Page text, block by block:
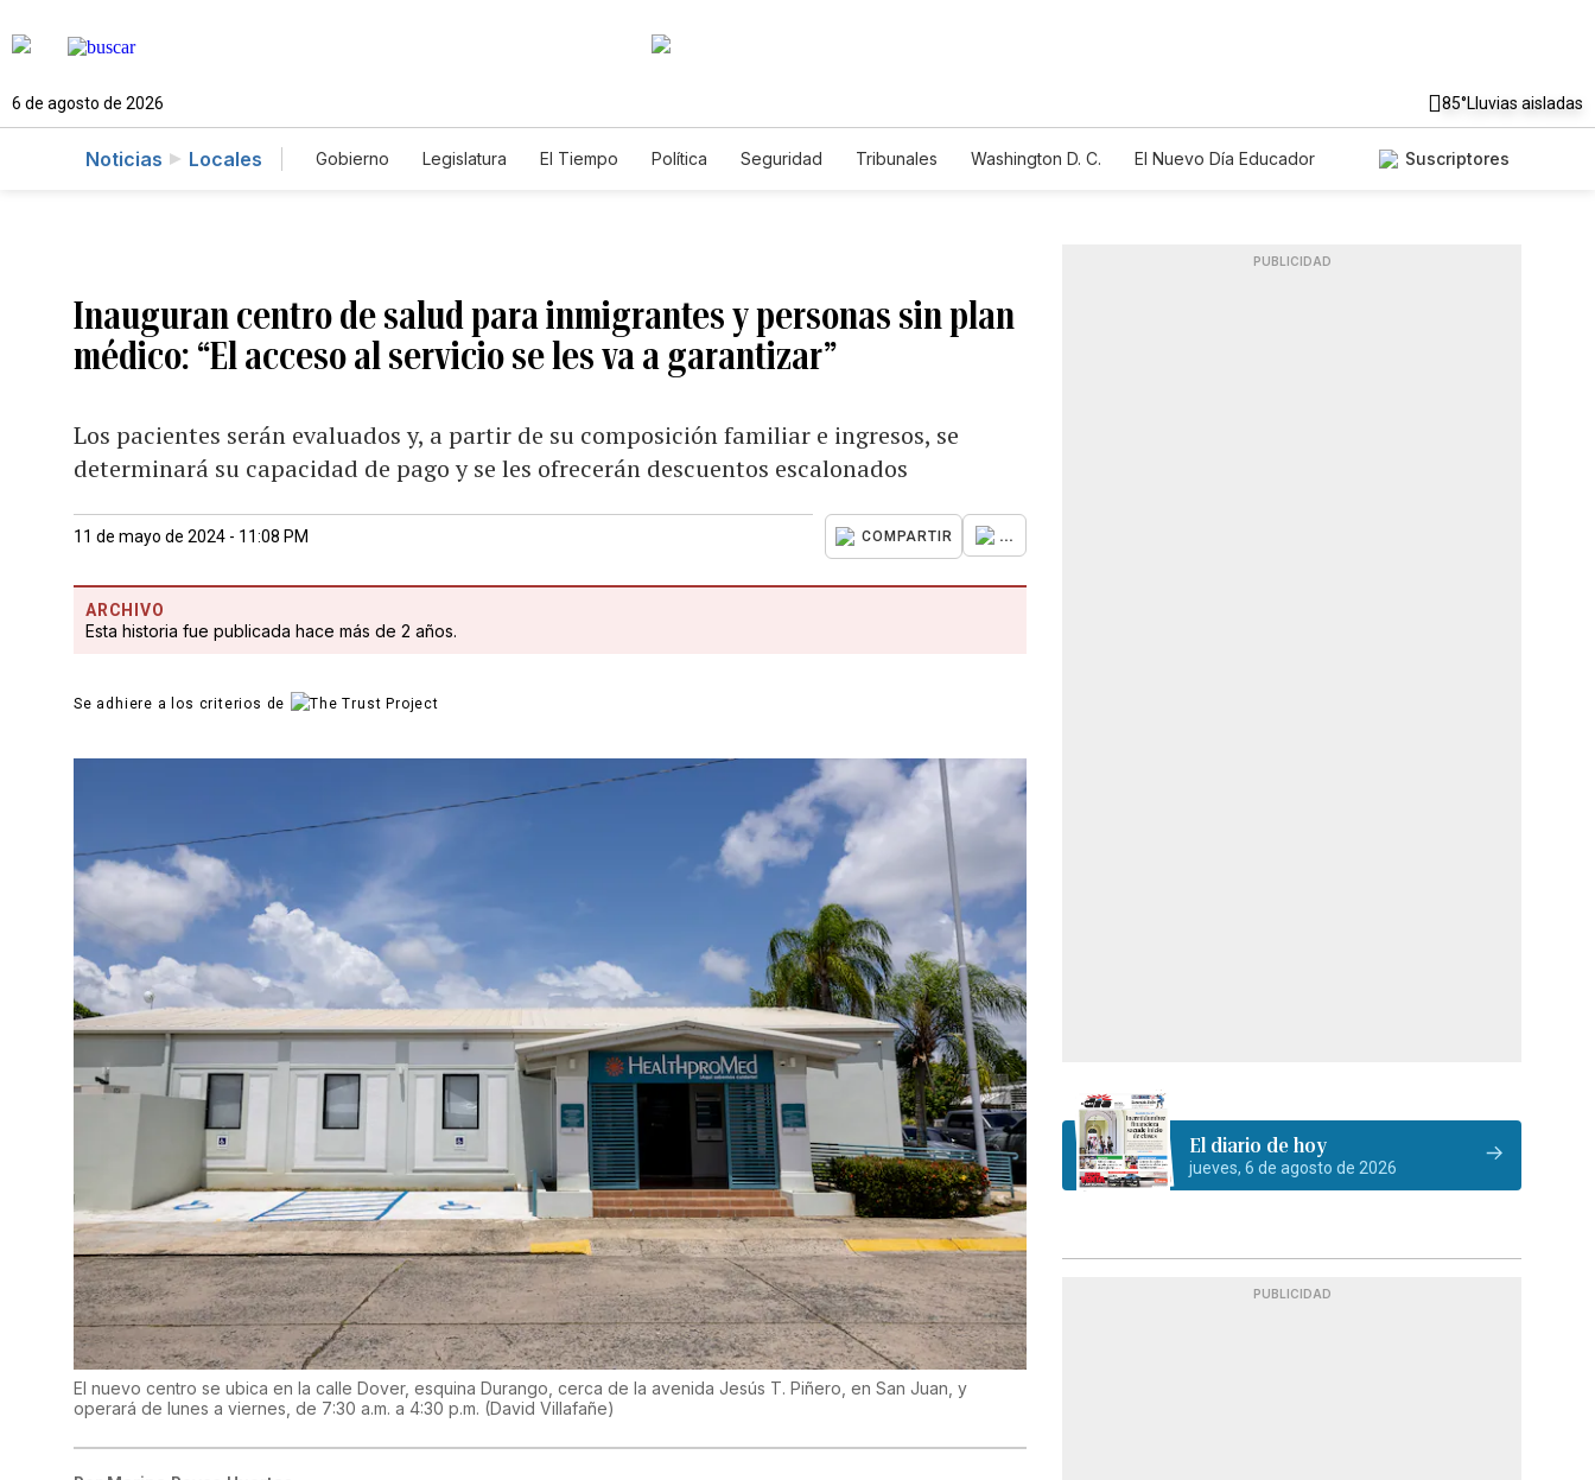
6 de agosto de 2026 85°Lluvias aisladas
Noticias Locales Gobierno Legislatura El Tiempo Política Seguridad Tribunales Washington D. C.
El Nuevo Día Educador
Suscriptores
Inauguran centro de salud para inmigrantes y personas sin plan
médico: “El acceso al servicio se les va a garantizar”
Los pacientes serán evaluados y, a partir de su composición familiar e ingresos, se
determinará su capacidad de pago y se les ofrecerán descuentos escalonados
11 de mayo de 2024 - 11:08 PM COMPARTIR ...
ARCHIVO
Esta historia fue publicada hace más de 2 años.
Se adhiere a los criterios de
El nuevo centro se ubica en la calle Dover, esquina Durango, cerca de la avenida Jesús T. Piñero, en San Juan, y
operará de lunes a viernes, de 7:30 a.m. a 4:30 p.m. (David Villafañe)
PUBLICIDAD
El diario de hoy
jueves, 6 de agosto de 2026
PUBLICIDAD